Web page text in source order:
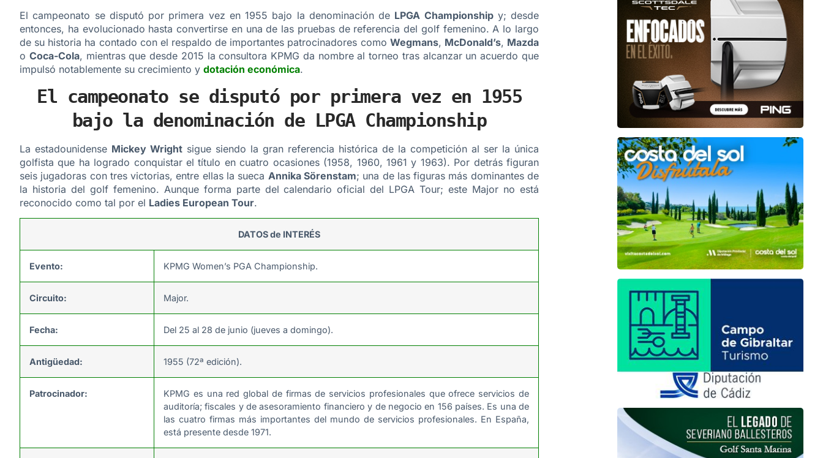
El campeonato se disputó por primera vez en 1955 bajo la denominación de LPGA Championshipy; desde
entonces, ha evolucionado hasta convertirse en una de las pruebas de referencia del golf femenino. A lo largo
de su historia ha contado con el respaldo de importantes patrocinadores como Wegmans, McDonald’s, Mazda
o Coca-Cola, mientras que desde 2015 la consultora KPMG da nombre al torneo tras alcanzar un acuerdo que
impulsó notablemente su crecimiento y dotación económica.
El campeonato se disputó por primera vez en 1955
bajo la denominación de LPGA Championship
La estadounidense Mickey Wright sigue siendo la gran referencia histórica de la competición al ser la única
golfista que ha logrado conquistar el título en cuatro ocasiones (1958, 1960, 1961 y 1963). Por detrás figuran
seis jugadoras con tres victorias, entre ellas la sueca Annika Sörenstam; una de las figuras más dominantes de
la historia del golf femenino. Aunque forma parte del calendario oficial del LPGA Tour; este Major no está
reconocido como tal por el Ladies European Tour.
DATOS de INTERÉS
Evento: KPMG Women’s PGA Championship.
Circuito: Major.
Fecha: Del 25 al 28 de junio (jueves a domingo).
Antigüedad: 1955 (72ª edición).
Patrocinador:
KPMG es una red global de firmas de servicios profesionales que ofrece servicios de
auditoría; fiscales y de asesoramiento financiero y de negocio en 156 países. Es una de
las cuatro firmas más importantes del mundo de servicios profesionales. En España,
está presente desde 1971.